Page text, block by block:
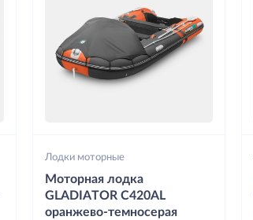
Лодки моторные
Моторная лодка
GLADIATOR C420AL
оранжево-темносерая